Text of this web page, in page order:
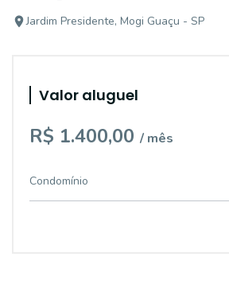
Jardim Presidente, Mogi Guaçu - SP
Valor aluguel
R$ 1.400,00 / mês
Condomínio